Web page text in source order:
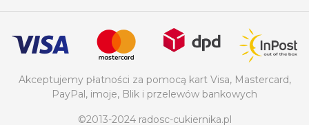
Akceptujemy płatności za pomocą kart Visa, Mastercard,
PayPal, imoje, Blik i przelewów bankowych
©2013-2024 radosc-cukiernika.pl